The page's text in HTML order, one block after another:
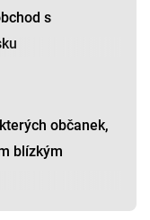
s
občanek,
blízkým